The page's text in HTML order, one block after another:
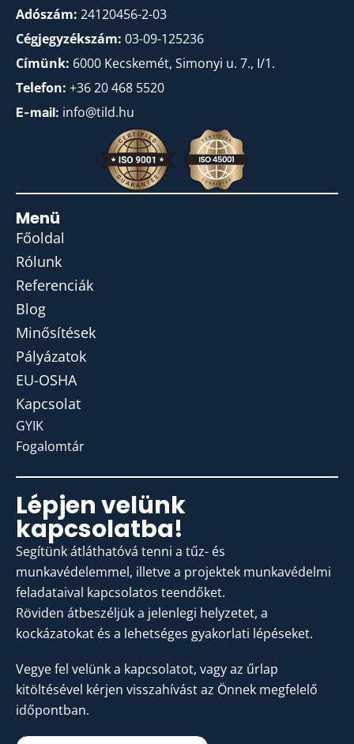
Adószám: 24120456-2-03
Cégjegyzékszám: 03-09-125236
Címünk: 6000 Kecskemét, Simonyi u. 7., I/1.
Telefon: +36 20 468 5520
E-mail: info@tild.hu
Menü
Főoldal
Rólunk
Referenciák
Blog
Minősítések
Pályázatok
EU-OSHA
Kapcsolat
GYIK
Fogalomtár
Lépjen velünk
kapcsolatba!
Segítünk átláthatóvá tenni a tűz- és
munkavédelemmel, illetve a projektek munkavédelmi
feladataival kapcsolatos teendőket.
Röviden átbeszéljük a jelenlegi helyzetet, a
kockázatokat és a lehetséges gyakorlati lépéseket.
Vegye fel velünk a kapcsolatot, vagy az űrlap
kitöltésével kérjen visszahívást az Önnek megfelelő
időpontban.